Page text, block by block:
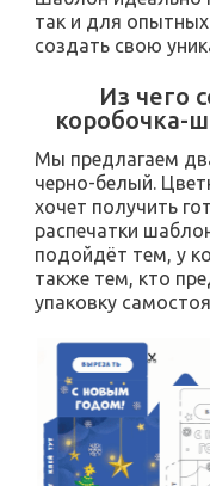
так и для
создать свою
Из чего
коробочка-
Мы предлагаем
черно-белый.
хочет получить
распечатки
подойдёт тем, у
также тем, кто
упаковку